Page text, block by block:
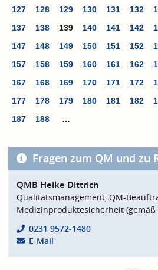
127
128 129 130 131 132
137
138 139 140 141 142
147
148 149 150 151 152
157
158 159 160 161 162
167
168 169 170 171 172
177
178 179 180 181 182
187
188 …
Fragen zum QM und zu
QMB Heike Dittrich
Qualitätsmanagement, QM-
Medizinproduktesicherheit (gemäß
0231 9572-1480
E-Mail